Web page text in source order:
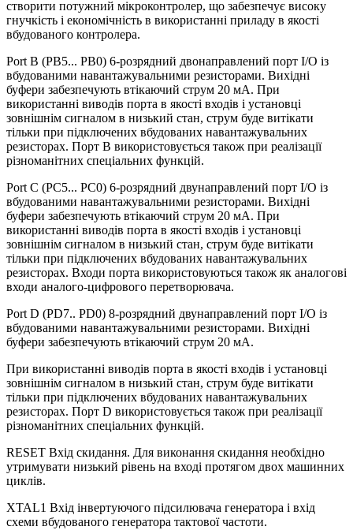
створити потужний мікроконтролер, що забезпечує високу
гнучкість і економічність в використанні приладу в якості
вбудованого контролера.
Port B (PB5... PB0) 6-розрядний двонаправлений порт I/O із
вбудованими навантажувальними резисторами. Вихідні
буфери забезпечують втікаючий струм 20 мА. При
використанні виводів порта в якості входів і установці
зовнішнім сигналом в низький стан, струм буде витікати
тільки при підключених вбудованих навантажувальних
резисторах. Порт B використовується також при реалізації
різноманітних спеціальних функцій.
Port C (PC5... PC0) 6-розрядний двунаправлений порт I/O із
вбудованими навантажувальними резисторами. Вихідні
буфери забезпечують втікаючий струм 20 мА. При
використанні виводів порта в якості входів і установці
зовнішнім сигналом в низький стан, струм буде витікати
тільки при підключених вбудованих навантажувальних
резисторах. Входи порта використовуються також як аналогові
входи аналого-цифрового перетворювача.
Port D (PD7.. PD0) 8-розрядний двунаправлений порт I/O із
вбудованими навантажувальними резисторами. Вихідні
буфери забезпечують втікаючий струм 20 мА.
При використанні виводів порта в якості входів і установці
зовнішнім сигналом в низький стан, струм буде витікати
тільки при підключених вбудованих навантажувальних
резисторах. Порт D використовується також при реалізації
різноманітних спеціальних функцій.
RESET Вхід скидання. Для виконання скидання необхідно
утримувати низький рівень на вході протягом двох машинних
циклів.
XTAL1 Вхід інвертуючого підсилювача генератора і вхід
схеми вбудованого генератора тактової частоти.